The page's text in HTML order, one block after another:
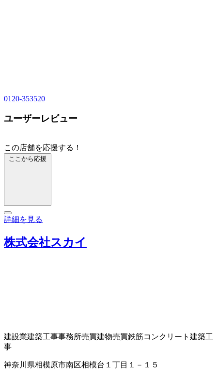
0120-353520
ユーザーレビュー
この店舗を応援する！
ここから応援
詳細を見る
株式会社スカイ
建設業建築工事事務所売買建物売買鉄筋コンクリート建築工
事
神奈川県相模原市南区相模台１丁目１－１５